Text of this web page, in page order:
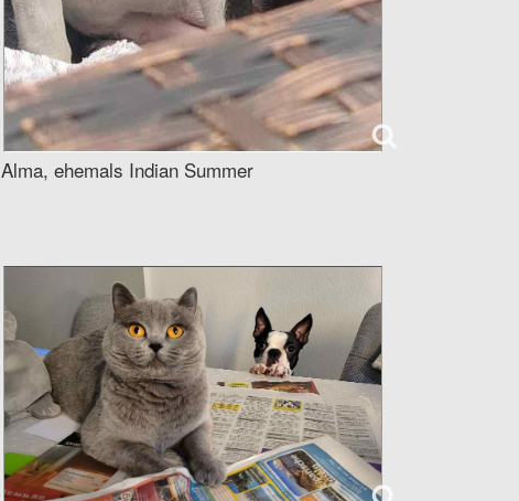
Alma, ehemals Indian Summer